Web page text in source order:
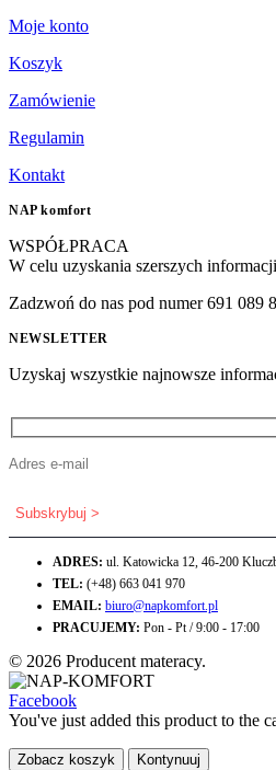
Moje konto
Koszyk
Zamówienie
Regulamin
Kontakt
NAP komfort
WSPÓŁPRACA
W celu uzyskania szerszych
Zadzwoń do nas pod numer 691 089
NEWSLETTER
Uzyskaj wszystkie najnowsze
ADRES: ul. Katowicka 12, 46-200
TEL: (+48) 663 041 970
EMAIL: biuro@napkomfort.pl
PRACUJEMY: Pon - Pt / 9:00 - 17:00
© 2026 Producent materacy.
Facebook
You've just added this product to the
Zobacz koszyk Kontynuuj